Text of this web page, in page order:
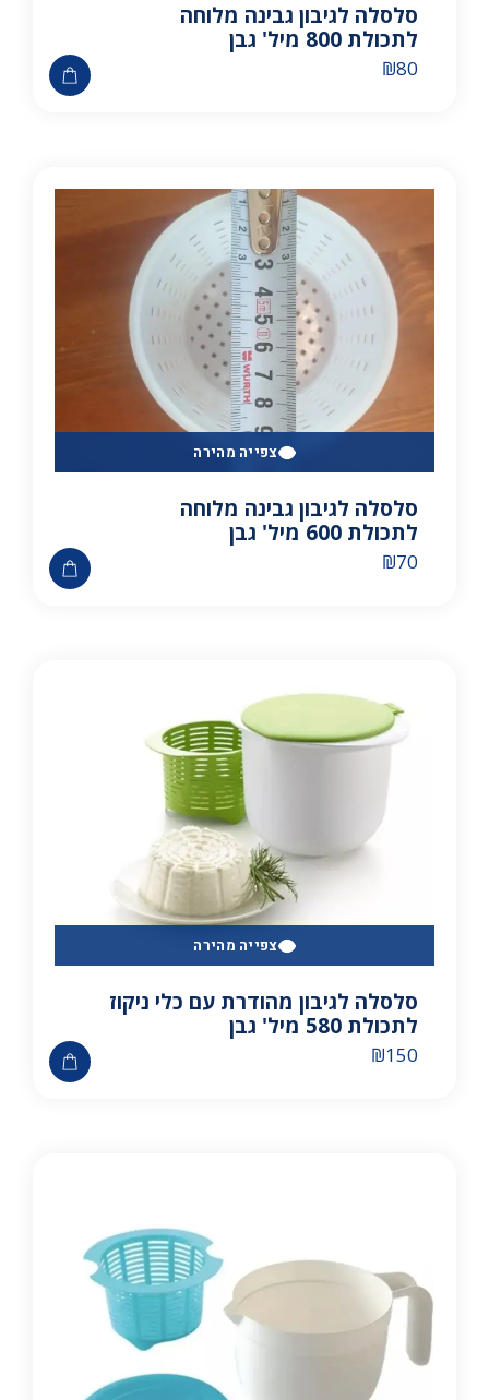
סלסלה לגיבון גבינה מלוחה
לתכולת 800 מיל' גבן
₪80
צפייה מהירה
סלסלה לגיבון גבינה מלוחה
לתכולת 600 מיל' גבן
₪70
צפייה מהירה
סלסלה לגיבון מהודרת עם כלי ניקוז
לתכולת 580 מיל' גבן
₪150